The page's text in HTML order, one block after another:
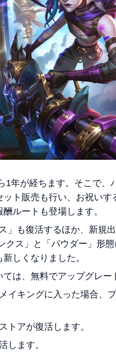
1年が経ちます。そこで、
ト販売も行い、お祝い
ルートも登場します。
」も復活するほか、新規
クス」と「パウダー」形
しくなりました。
は、無料でアップグレー
イキングに入った場合、
トアが復活します。
します。